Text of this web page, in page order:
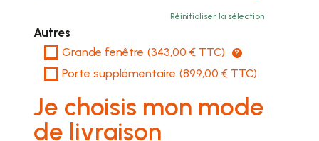
Réinitialiser la sélection
Autres
Grande fenêtre (343,00 € TTC) ?
Porte supplémentaire (899,00 € TTC)
Je choisis mon mode
de livraison